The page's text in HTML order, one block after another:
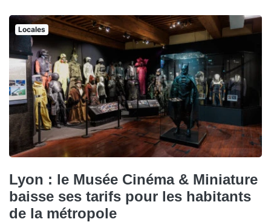
Locales
Lyon : le Musée Cinéma & Miniature
baisse ses tarifs pour les habitants
de la métropole